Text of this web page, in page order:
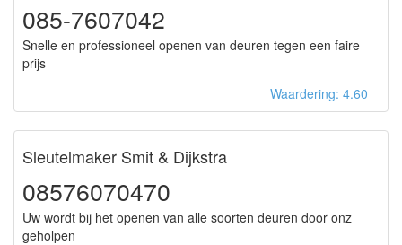
085-7607042
Snelle en professioneel openen van deuren tegen een faire
prijs
Waardering: 4.60
Sleutelmaker Smit & Dijkstra
08576070470
Uw wordt bij het openen van alle soorten deuren door onz
geholpen